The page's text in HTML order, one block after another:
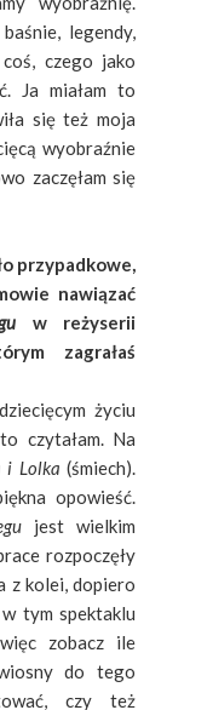
legendy,
czego jako
Ja miałam to
się też moja
wyobraźnie
zaczęłam się
przypadkowe,
nawiązać
w reżyserii
zagrałaś
życiu
czytałam. Na
i Lolka (śmiech).
opowieść.
jest wielkim
rozpoczęły
z kolei, dopiero
tym spektaklu
zobacz ile
do tego
czy też